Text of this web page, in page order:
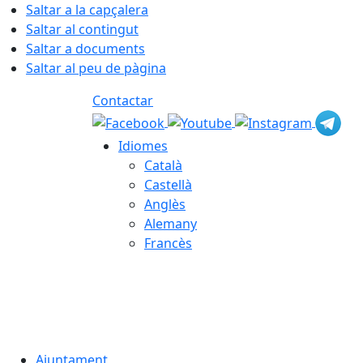
Saltar a la capçalera
Saltar al contingut
Saltar a documents
Saltar al peu de pàgina
Contactar
Idiomes
Català
Castellà
Anglès
Alemany
Francès